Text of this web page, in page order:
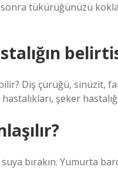
tükürüğünüzü
Diş çürüğü, sinüzit,
şeker
bırakın. Yumurta